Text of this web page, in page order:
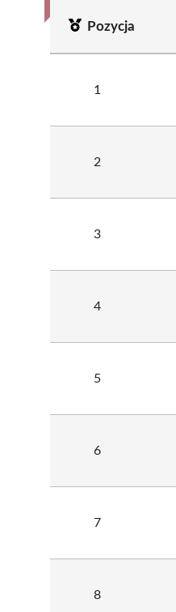
Pozycja
1
2
3
4
5
6
7
8